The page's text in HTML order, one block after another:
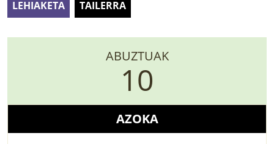
LURRAREN AGENDA
AZOKA
LEHIAKETA TAILERRA
ABUZTUAK
10
AZOKA